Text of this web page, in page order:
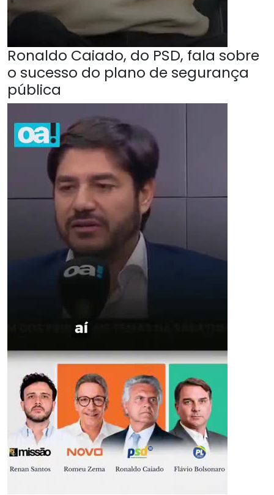
Ronaldo Caiado, do PSD, fala sobre
o sucesso do plano de segurança
pública